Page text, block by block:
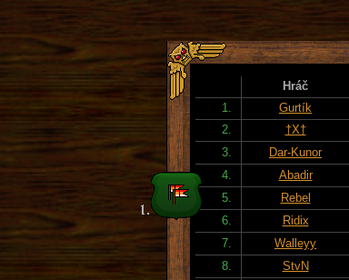
Hráč
1.
Gurtík
2.
†X†
3.
Dar-Kunor
4.
Abadir
5.
Rebel
6.
Ridix
7.
Walleyy
8.
StvN